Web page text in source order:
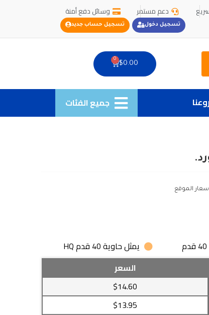
دعم مستمر وسائل دفع أمنة
تسجيل دخول تسجيل حساب جديد
Search
$0.00
0
Cart
جميع الفئات
الموقع
يمثل حاوية 40 قدم HQ
السعر
$14.60
$13.95